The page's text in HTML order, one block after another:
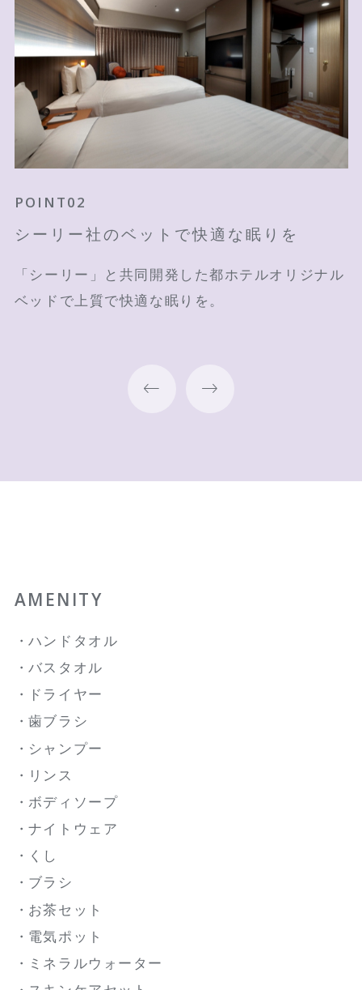
POINT01
伊勢湾をイメージしたアートワークが印
壁一面の伊勢湾のアートワークが印象的な客室で
POINT02
シーリー社のベットで快適な眠りを
「シーリー」と共同開発した都ホテルオリジナル
ベッドで上質で快適な眠りを。
POINT03
四日市萬古焼とかぶせ茶で穏やかな時間
四日市市の伝統工芸である萬古焼の茶器で寛ぎの
AMENITY
ハンドタオル
バスタオル
ドライヤー
歯ブラシ
シャンプー
リンス
ボディソープ
ナイトウェア
くし
ブラシ
お茶セット
電気ポット
ミネラルウォーター